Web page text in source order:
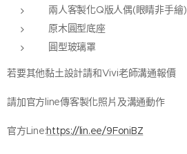
兩人客製化Q版人偶(眼睛非手繪)
原木圓型底座
圓型玻璃罩
若要其他黏土設計請和Vivi老師溝通報價
請加官方line傳客製化照片及溝通動作
官方Line:https://lin.ee/9FoniBZ